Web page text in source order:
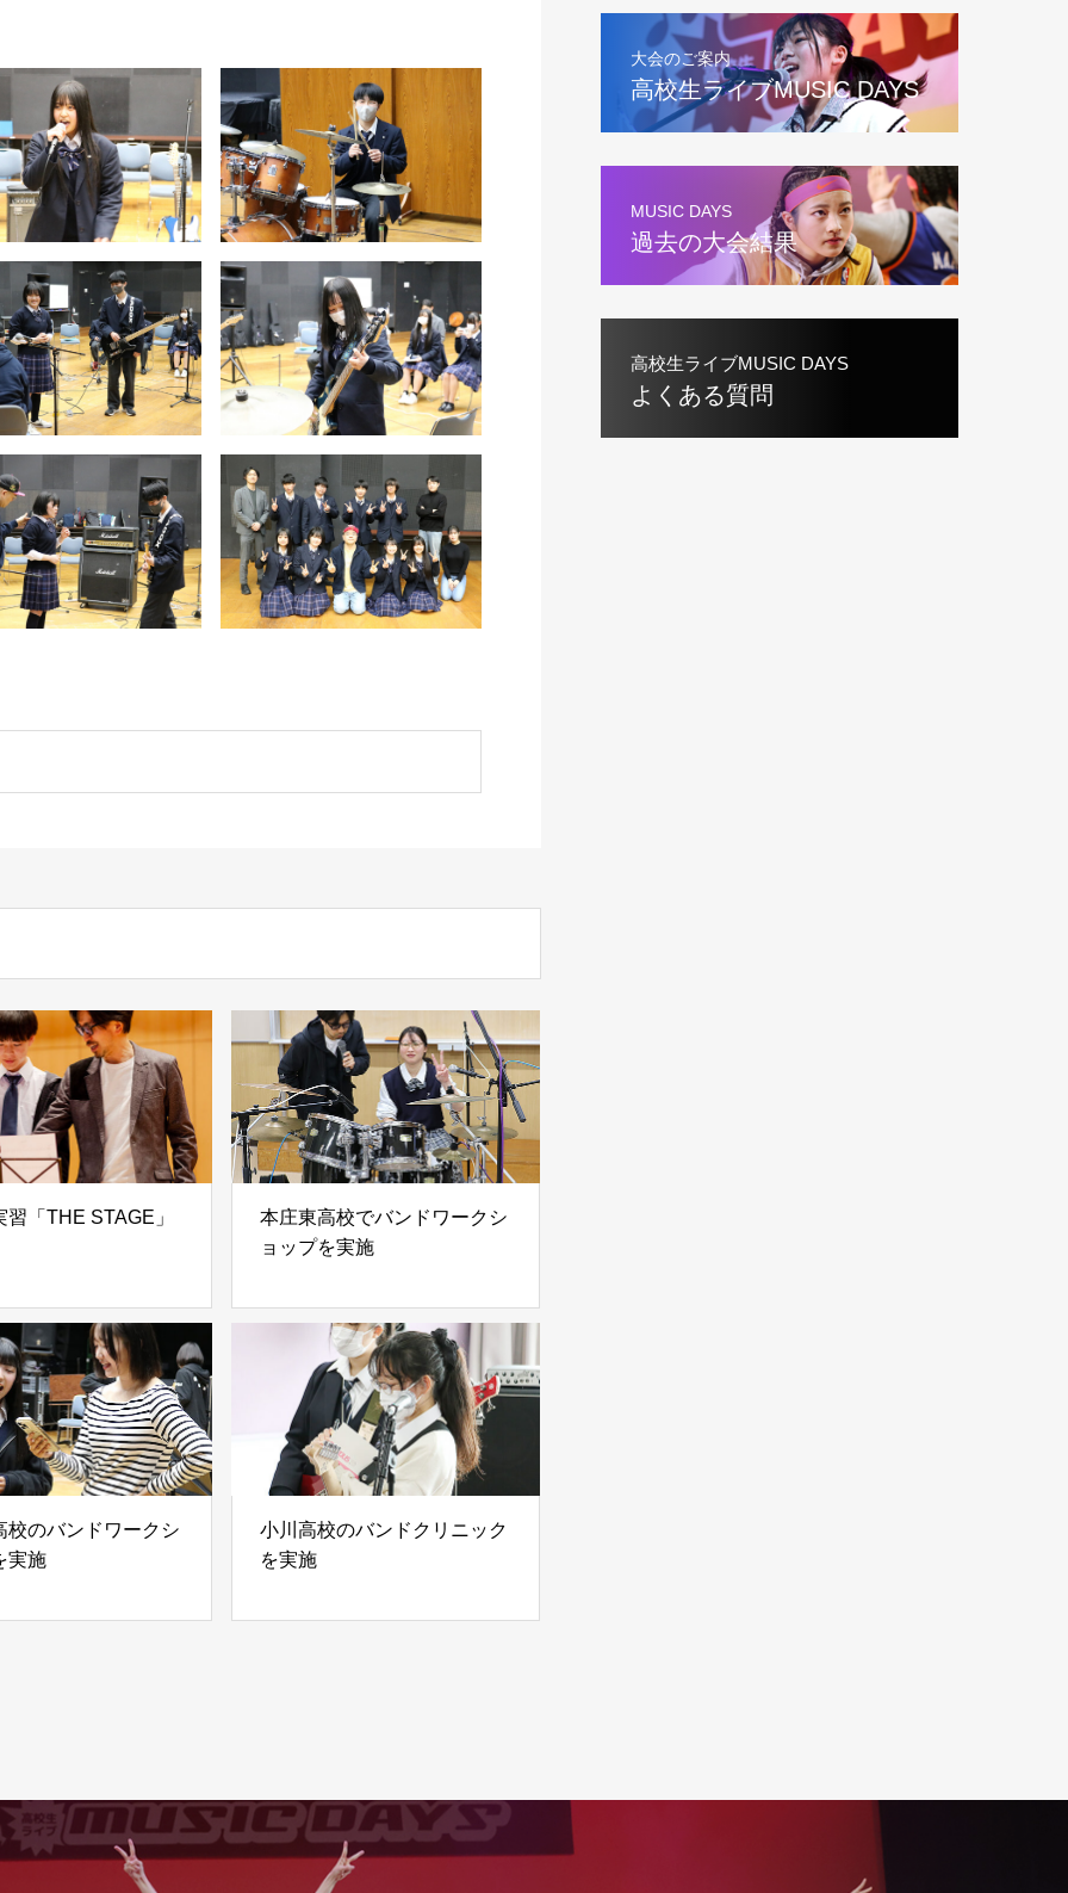
習「THE STAGE」
本庄東高校でバンドワークシ
ョップを実施
校のバンドワークシ
実施
小川高校のバンドクリニック
を実施
大会のご案内
高校生ライブMUSIC DAYS
MUSIC DAYS
過去の大会結果
高校生ライブMUSIC DAYS
よくある質問